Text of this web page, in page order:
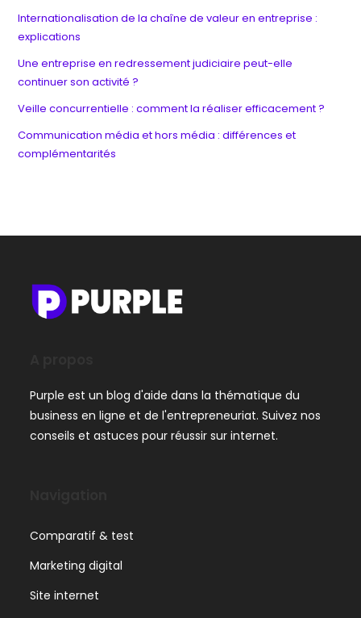
Internationalisation de la chaîne de valeur en entreprise :
explications
Une entreprise en redressement judiciaire peut-elle
continuer son activité ?
Veille concurrentielle : comment la réaliser efficacement ?
Communication média et hors média : différences et
complémentarités
Purple est un blog d'aide dans la thématique du
business en ligne et de l'entrepreneuriat. Suivez nos
conseils et astuces pour réussir sur internet.
Comparatif & test
Marketing digital
Site internet